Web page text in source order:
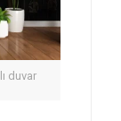
duvar